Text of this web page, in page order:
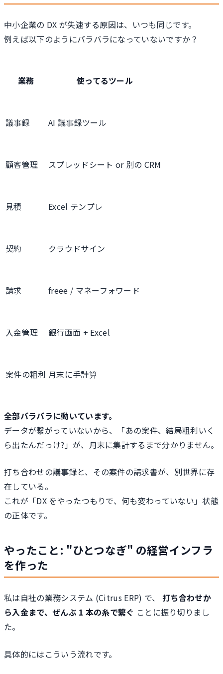
中小企業の DX が失速する原因は、いつも同じです。
例えば以下のようにバラバラになっていないですか？
業務 使ってるツール
議事録 AI 議事録ツール
顧客管理 スプレッドシート or 別の CRM
見積 Excel テンプレ
契約 クラウドサイン
請求 freee / マネーフォワード
入金管理 銀行画面 + Excel
案件の粗利 月末に手計算
全部バラバラに動いています。
データが繋がっていないから、「あの案件、結局粗利いく
ら出たんだっけ?」が、月末に集計するまで分かりません。
打ち合わせの議事録と、その案件の請求書が、別世界に存
在している。
これが「DX をやったつもりで、何も変わっていない」状態
の正体です。
やったこと: "ひとつなぎ" の経営インフラ
を作った
私は自社の業務システム (Citrus ERP) で、 打ち合わせか
ら入金まで、ぜんぶ 1 本の糸で繋ぐ ことに振り切りまし
た。
具体的にはこういう流れです。